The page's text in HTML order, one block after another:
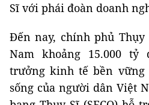
Sĩ với phái đoàn doanh
Đến nay, chính phủ
Nam khoảng 15.000 tỷ
trưởng kinh tế bền vững
sống của người dân Việt